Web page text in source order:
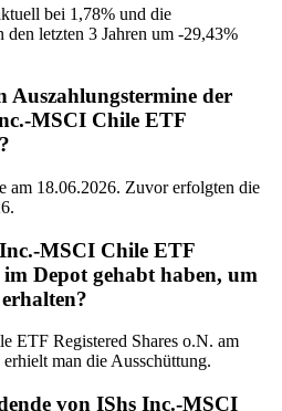
bei 1,78% und die
den letzten 3 Jahren um -29,43%
Auszahlungstermine der
MSCI Chile ETF
am 18.06.2026. Zuvor erfolgten die
MSCI Chile ETF
im Depot gehabt haben, um
ETF Registered Shares o.N. am
man die Ausschüttung.
von IShs Inc.-MSCI